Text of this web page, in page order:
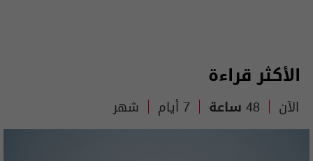
الأكثر قراءة
الآن 48 ساعة 7 أيام شهر